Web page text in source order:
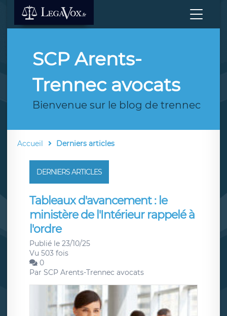
SCP Arents-
Trennec avocats
Bienvenue sur le blog de trennec
Accueil Derniers articles
DERNIERS ARTICLES
Tableaux d'avancement : le
ministère de l'Intérieur rappelé à
l'ordre
Publié le 23/10/25
Vu 503 fois
0
Par SCP Arents-Trennec avocats